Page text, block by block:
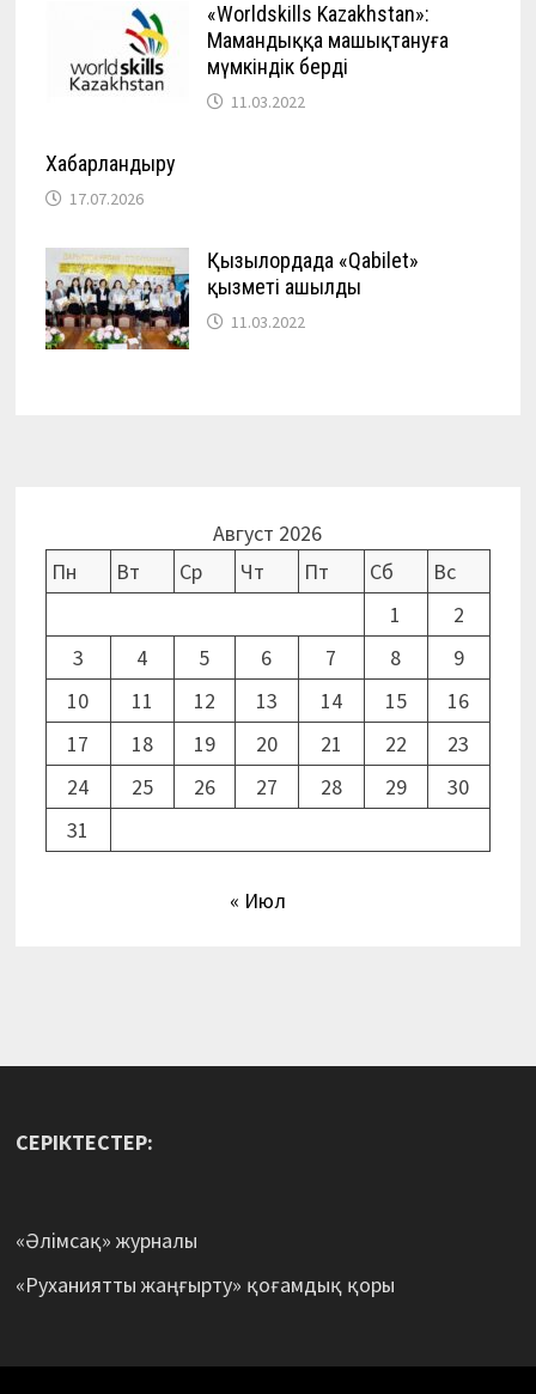
«Worldskills Kazakhstan»:
Мамандыққа машықтануға
мүмкіндік берді
11.03.2022
Хабарландыру
17.07.2026
Қызылордада «Qabilet»
қызметі ашылды
11.03.2022
Август 2026
Пн
Вт Ср Чт Пт Сб
Вс
1
2
3
4 5 6 7 8
9
10
11 12 13 14 15
16
17
18 19 20 21 22
23
24
25 26 27 28 29
30
31
« Июл
СЕРІКТЕСТЕР:
«Әлімсақ» журналы
«Руханиятты жаңғырту» қоғамдық қоры